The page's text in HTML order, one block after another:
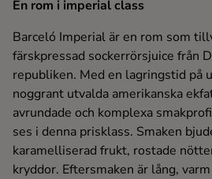
En rom i imperial class
Barceló Imperial är en rom som
färskpressad sockerrörsjuice från
republiken. Med en lagringstid på
noggrant utvalda amerikanska
avrundade och komplexa
ses i denna prisklass. Smaken
karamelliserad frukt, rostade
kryddor. Eftersmaken är lång,